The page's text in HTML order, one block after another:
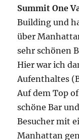
Summit One
Building und
über
sehr schönen
Hier war ich
Aufenthaltes
Auf dem Top
schöne Bar
Besucher mit
Manhattan